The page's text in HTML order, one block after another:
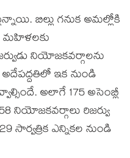
బిల్లు గనుక అమల్లోకి
మహిళలకు
నియోజకవర్గాలను
ఇక నుండి
అలాగే 175 అసెంబ్లీ
నియోజకవర్గాలు రిజర్వు
ఎన్నికల నుండి